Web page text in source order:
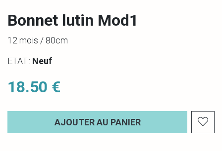
Bonnet lutin Mod1
12 mois / 80cm
ETAT : Neuf
18.50 €
AJOUTER AU PANIER